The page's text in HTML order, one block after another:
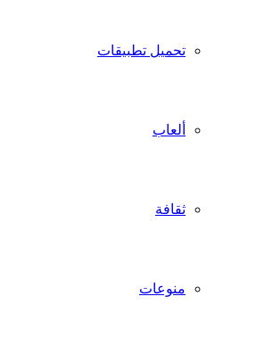
تحميل تطبيقات
ألعاب
ثقافة
منوعات